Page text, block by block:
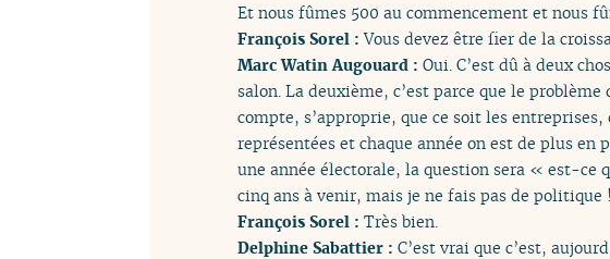
Et nous fûmes 500 au commencement et nous
François Sorel : Vous devez être fier de la
Marc Watin Augouard : Oui. C’est dû à deux
salon. La deuxième, c’est parce que le
compte, s’approprie, que ce soit les
représentées et chaque année on est de plus en
une année électorale, la question sera « est-ce
cinq ans à venir, mais je ne fais pas de politique !
François Sorel : Très bien.
Delphine Sabattier : C’est vrai que c’est,